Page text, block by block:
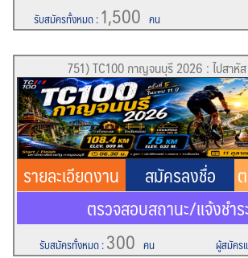
รับสมัครทั้งหมด:1,500 คน
751) TC100 กาญจนบุรี 2026 : ไปสาหั
รายละเอียดงาน สมัครลงชื่อ
ตรวจสอบสถานะ/แจ้งชำร
รับสมัครทั้งหมด:300 คน ผู้สมัคร